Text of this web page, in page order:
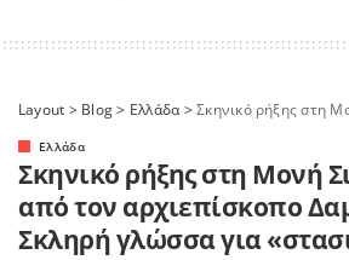
Layout > Blog> Ελλάδα>Σκηνικό ρήξης στη Μονή Σινά: Αγωγές από τον
Ελλάδα
Σκηνικό ρήξης στη Μονή
από τον αρχιεπίσκοπο
Σκληρή γλώσσα για